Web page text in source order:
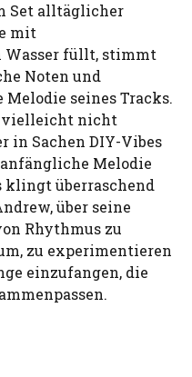
Set alltäglicher
mit
füllt, stimmt
Noten und
seines Tracks.
vielleicht nicht
in Sachen DIY-Vibes
Melodie
klingt überraschend
über seine
Rhythmus zu
zu experimentieren
einzufangen, die